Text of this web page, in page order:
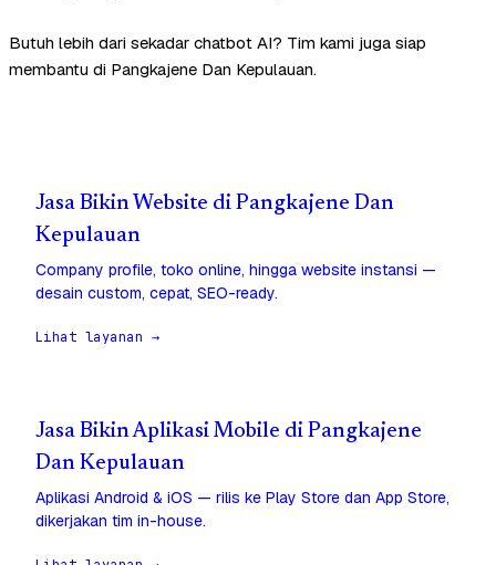
Butuh lebih dari sekadar chatbot AI? Tim kami juga siap
membantu di Pangkajene Dan Kepulauan.
Jasa Bikin Website di Pangkajene Dan
Kepulauan
Company profile, toko online, hingga website instansi —
desain custom, cepat, SEO-ready.
Lihat layanan →
Jasa Bikin Aplikasi Mobile di Pangkajene
Dan Kepulauan
Aplikasi Android & iOS — rilis ke Play Store dan App Store,
dikerjakan tim in-house.